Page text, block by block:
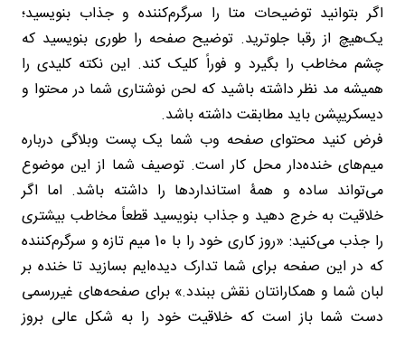
اگر بتوانید توضیحات متا را سرگرم‌کننده و جذاب بنویسید؛
یک‌هیچ از رقبا جلوترید. توضیح صفحه را طوری بنویسید که
چشم مخاطب را بگیرد و فوراً کلیک کند. این نکته کلیدی را
همیشه مد نظر داشته باشید که لحن نوشتاری شما در محتوا و
دیسکریپشن باید مطابقت داشته باشد.
فرض کنید محتوای صفحه وب شما یک پست وبلاگی درباره
میم‌های خنده‌دار محل کار است. توصیف شما از این موضوع
می‌تواند ساده و همۀ استانداردها را داشته باشد. اما اگر
خلاقیت به خرج دهید و جذاب بنویسید قطعاً مخاطب بیشتری
را جذب می‌کنید: «روز کاری خود را با 10 میم‌ تازه و سرگرم‌کننده
که در این صفحه برای شما تدارک دیده‌ایم بسازید تا خنده بر
لبان شما و همکارانتان نقش ببندد.» برای صفحه‌های غیررسمی
دست شما باز است که خلاقیت خود را به شکل عالی بروز